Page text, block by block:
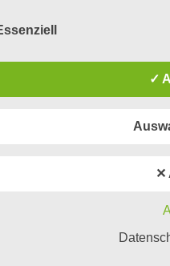
Diagnose
dann bin ich
Sie gleich einen
✓
✕